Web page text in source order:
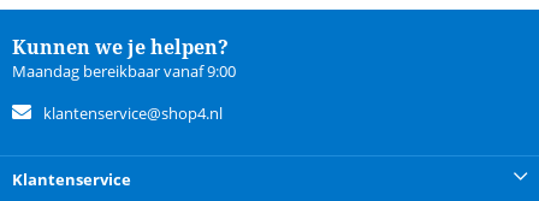
Kunnen we je helpen?
Maandag bereikbaar vanaf 9:00
klantenservice@shop4.nl
Klantenservice